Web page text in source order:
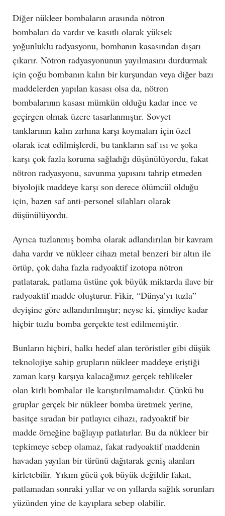
Diğer nükleer bombaların arasında nötron
bombaları da vardır ve kasıtlı olarak yüksek
yoğunluklu radyasyonu, bombanın kasasından dışarı
çıkarır. Nötron radyasyonunun yayılmasını durdurmak
için çoğu bombanın kalın bir kurşundan veya diğer bazı
maddelerden yapılan kasası olsa da, nötron
bombalarının kasası mümkün olduğu kadar ince ve
geçirgen olmak üzere tasarlanmıştır. Sovyet
tanklarının kalın zırhına karşı koymaları için özel
olarak icat edilmişlerdi, bu tankların saf ısı ve şoka
karşı çok fazla koruma sağladığı düşünülüyordu, fakat
nötron radyasyonu, savunma yapısını tahrip etmeden
biyolojik maddeye karşı son derece ölümcül olduğu
için, bazen saf anti-personel silahları olarak
düşünülüyordu.
Ayrıca tuzlanmış bomba olarak adlandırılan bir kavram
daha vardır ve nükleer cihazı metal benzeri bir altın ile
örtüp, çok daha fazla radyoaktif izotopa nötron
patlatarak, patlama üstüne çok büyük miktarda ilave bir
radyoaktif madde oluşturur. Fikir, “Dünya’yı tuzla”
deyişine göre adlandırılmıştır; neyse ki, şimdiye kadar
hiçbir tuzlu bomba gerçekte test edilmemiştir.
Bunların hiçbiri, halkı hedef alan teröristler gibi düşük
teknolojiye sahip grupların nükleer maddeye eriştiği
zaman karşı karşıya kalacağımız gerçek tehlikeler
olan kirli bombalar ile karıştırılmamalıdır. Çünkü bu
gruplar gerçek bir nükleer bomba üretmek yerine,
basitçe sıradan bir patlayıcı cihazı, radyoaktif bir
madde örneğine bağlayıp patlatırlar. Bu da nükleer bir
tepkimeye sebep olamaz, fakat radyoaktif maddenin
havadan yayılan bir türünü dağıtarak geniş alanları
kirletebilir. Yıkım gücü çok büyük değildir fakat,
patlamadan sonraki yıllar ve on yıllarda sağlık sorunları
yüzünden yine de kayıplara sebep olabilir.